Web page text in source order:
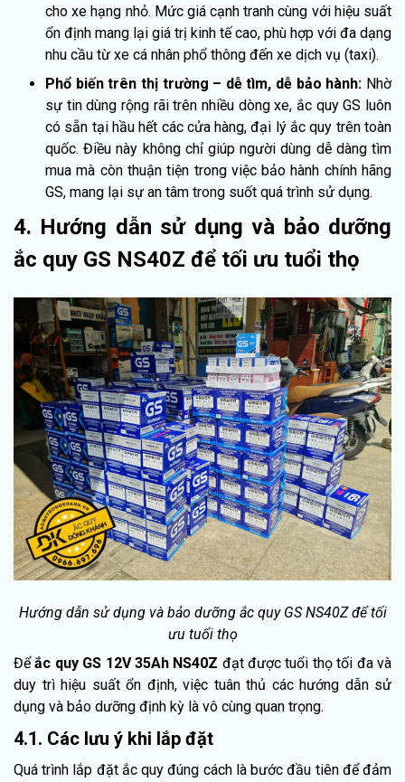
cho xe hạng nhỏ. Mức giá cạnh tranh cùng với hiệu suất
ổn định mang lại giá trị kinh tế cao, phù hợp với đa dạng
nhu cầu từ xe cá nhân phổ thông đến xe dịch vụ (taxi).
Phổ biến trên thị trường – dễ tìm, dễ bảo hành: Nhờ
sự tin dùng rộng rãi trên nhiều dòng xe, ắc quy GS luôn
có sẵn tại hầu hết các cửa hàng, đại lý ắc quy trên toàn
quốc. Điều này không chỉ giúp người dùng dễ dàng tìm
mua mà còn thuận tiện trong việc bảo hành chính hãng
GS, mang lại sự an tâm trong suốt quá trình sử dụng.
4. Hướng dẫn sử dụng và bảo dưỡng
ắc quy GS NS40Z để tối ưu tuổi thọ
Hướng dẫn sử dụng và bảo dưỡng ắc quy GS NS40Z để tối
ưu tuổi thọ
Đểắc quy GS 12V 35Ah NS40Z đạt được tuổi thọ tối đa và
duy trì hiệu suất ổn định, việc tuân thủ các hướng dẫn sử
dụng và bảo dưỡng định kỳ là vô cùng quan trọng.
4.1. Các lưu ý khi lắp đặt
Quá trình lắp đặt ắc quy đúng cách là bước đầu tiên để đảm